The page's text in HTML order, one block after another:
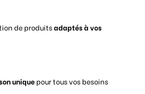
de produitsadaptés à vos
uniquepour tous vos besoins